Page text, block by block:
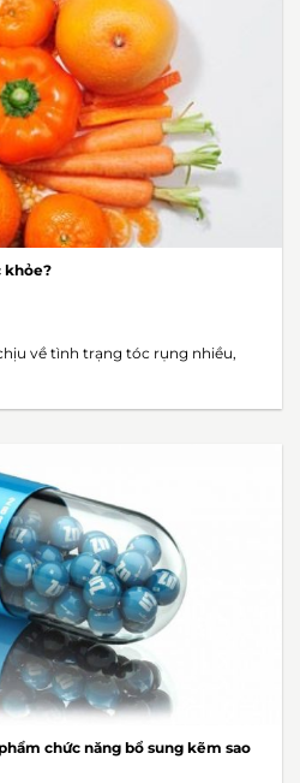
khỏe?
về tình trạng tóc rụng nhiều,
chức năng bổ sung kẽm sao